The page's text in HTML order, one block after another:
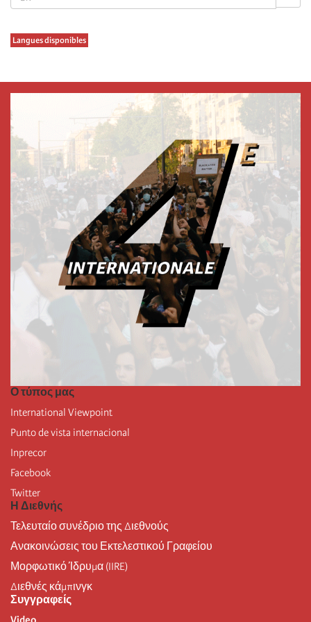
Langues disponibles
Ο τύπος μας
International Viewpoint
Punto de vista internacional
Inprecor
Facebook
Twitter
Η Διεθνής
Τελευταίο συνέδριο της Διεθνούς
Ανακοινώσεις του Εκτελεστικού Γραφείου
Μορφωτικό Ίδρυμα (IIRE)
Διεθνές κάμπινγκ
Συγγραφείς